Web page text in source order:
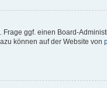
ggf. einen Board-
können auf der Website von